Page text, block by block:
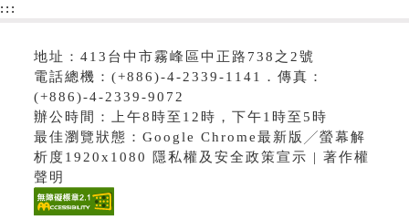
:::
地址：413台中市霧峰區中正路738之2號
電話總機：(+886)-4-2339-1141．傳真：
(+886)-4-2339-9072
辦公時間：上午8時至12時，下午1時至5時
最佳瀏覽狀態：Google Chrome最新版╱螢幕解
析度1920x1080 隱私權及安全政策宣示 | 著作權
聲明